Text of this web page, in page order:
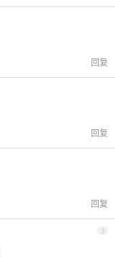
回复
回复
回复
3